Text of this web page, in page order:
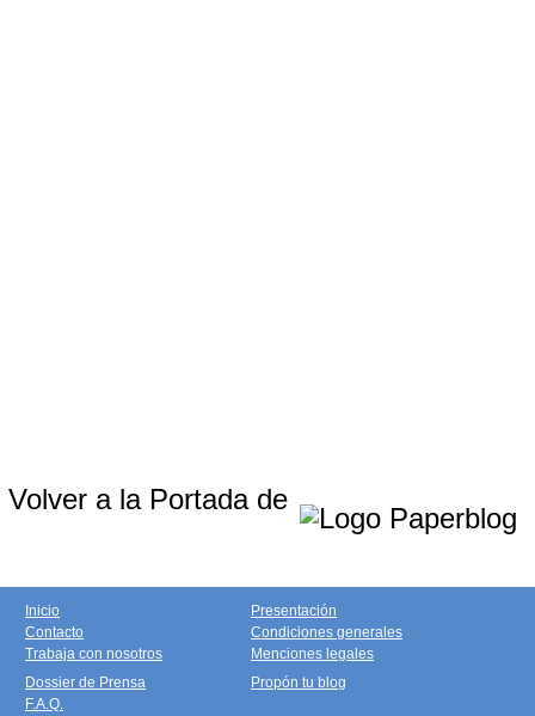
Volver a la Portada de
Inicio
Contacto
Trabaja con nosotros
Presentación
Condiciones generales
Menciones legales
Dossier de Prensa
F.A.Q.
Propón tu blog